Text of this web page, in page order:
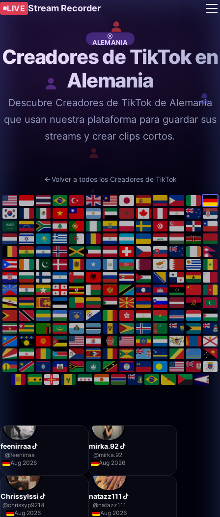
LIVE Stream Recorder
ALEMANIA
Creadores de TikTok en
Alemania
Descubre Creadores de TikTok de Alemania
que usan nuestra plataforma para guardar sus
streams y crear clips cortos.
Volver a todos los Creadores de TikTok
feenirraa
@feenirraa
Aug 2026
mirka.92
@mirka.92
Aug 2026
ChrissyIssi
@chrissyp9214
Aug 2026
natazz111
@natazz111
Aug 2026